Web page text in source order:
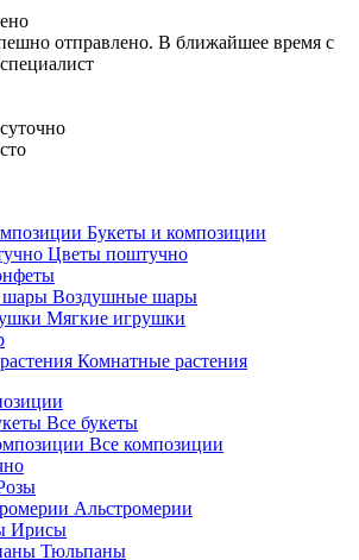
отправлено. В ближайшее время с
Букеты и композиции
Цветы поштучно
Воздушные шары
Мягкие игрушки
Комнатные растения
Все букеты
Все композиции
Альстромерии
Ирисы
Тюльпаны